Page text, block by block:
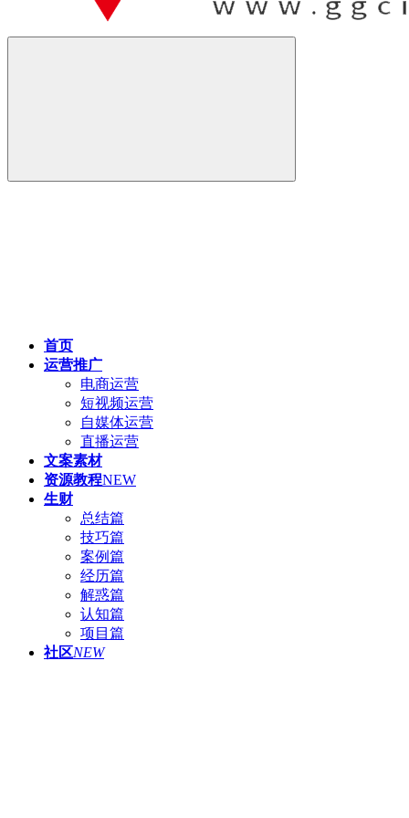
首页
运营推广
电商运营
短视频运营
自媒体运营
直播运营
文案素材
资源教程NEW
生财
总结篇
技巧篇
案例篇
经历篇
解惑篇
认知篇
项目篇
社区NEW